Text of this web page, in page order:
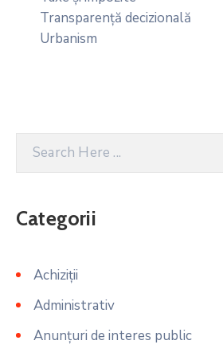
Transparență decizională
Urbanism
Categorii
Achiziții
Administrativ
Anunțuri de interes public